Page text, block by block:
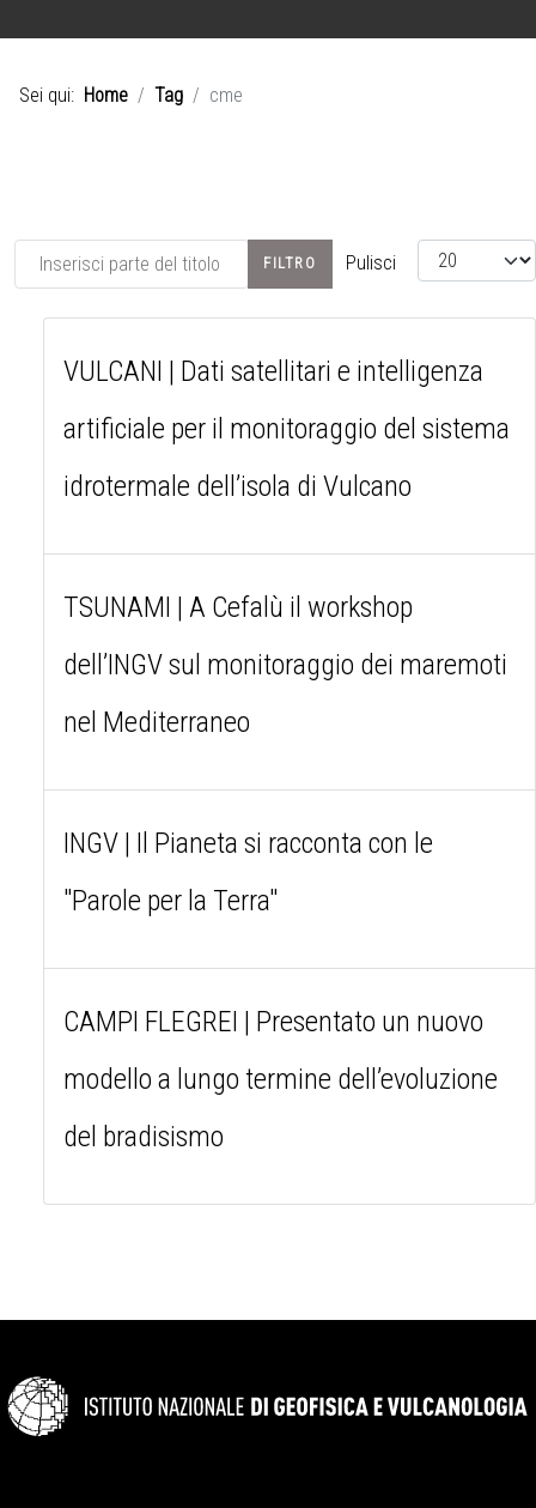
Sei qui: Home Tag cme
Inserisci parte del titolo FILTRO Pulisci Visualizza #
VULCANI | Dati satellitari e intelligenza
artificiale per il monitoraggio del sistema
idrotermale dell’isola di Vulcano
TSUNAMI | A Cefalù il workshop
dell’INGV sul monitoraggio dei maremoti
nel Mediterraneo
INGV | Il Pianeta si racconta con le
"Parole per la Terra"
CAMPI FLEGREI | Presentato un nuovo
modello a lungo termine dell’evoluzione
del bradisismo